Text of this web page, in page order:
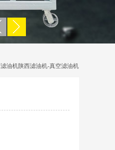
油机陕西滤油机-真空滤油机